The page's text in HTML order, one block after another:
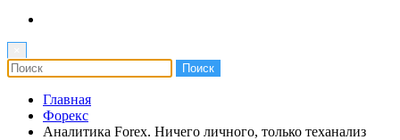
Главная
Форекс
Аналитика Forex. Ничего личного, только теханализ